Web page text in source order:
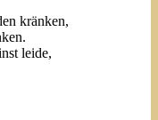
kränken,
leide,